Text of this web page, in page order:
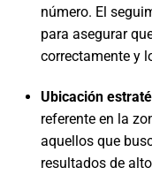
número. El
para asegurar
correctamente y
Ubicación
referente en la
aquellos que
resultados de